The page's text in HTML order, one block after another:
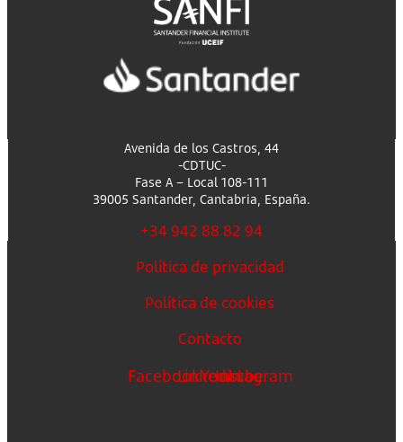
Avenida de los Castros, 44
-CDTUC-
Fase A – Local 108-111
39005 Santander, Cantabria, España.
+34 942 88 82 94
Política de privacidad
Política de cookies
Contacto
FacebookLinkedin
Youtube
Instagram